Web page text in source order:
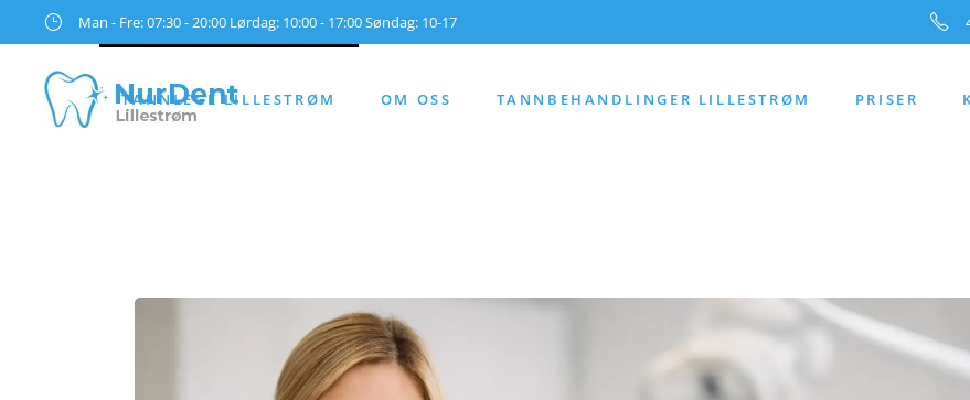
Man - Fre: 07:30 - 20:00 Lørdag: 10:00 - 17:00 Søndag: 10-17
TANNLEGE LILLESTRØM OM OSS TANNBEHANDLINGER LILLESTRØM PRISER